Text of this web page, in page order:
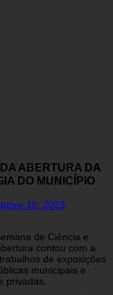
ABERTURA DA
DO MUNICÍPIO
10, 2023
de Ciência e
contou com a
de exposições
municipais e
privadas.